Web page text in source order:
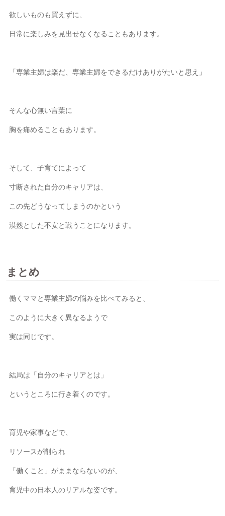
欲しいものも買えずに、
日常に楽しみを見出せなくなることもあります。
「専業主婦は楽だ、専業主婦をできるだけありがたいと思え」
そんな心無い言葉に
胸を痛めることもあります。
そして、子育てによって
寸断された自分のキャリアは、
この先どうなってしまうのかという
漠然とした不安と戦うことになります。
まとめ
働くママと専業主婦の悩みを比べてみると、
このように大きく異なるようで
実は同じです。
結局は「自分のキャリアとは」
というところに行き着くのです。
育児や家事などで、
リソースが削られ
「働くこと」がままならないのが、
育児中の日本人のリアルな姿です。